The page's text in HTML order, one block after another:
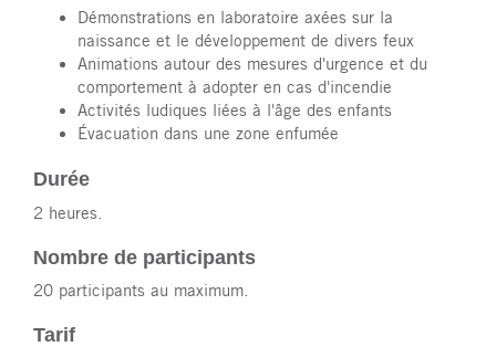
Démonstrations en laboratoire axées sur la
naissance et le développement de divers feux
Animations autour des mesures d'urgence et du
comportement à adopter en cas d'incendie
Activités ludiques liées à l'âge des enfants
Évacuation dans une zone enfumée
Durée
2 heures.
Nombre de participants
20 participants au maximum.
Tarif